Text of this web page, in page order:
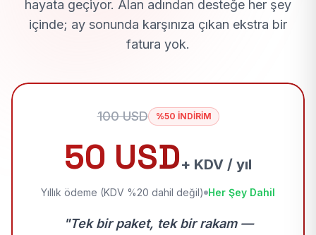
hayata geçiyor. Alan adından desteğe her şey
içinde; ay sonunda karşınıza çıkan ekstra bir
fatura yok.
100 USD %50 İNDİRİM
50 USD+ KDV / yıl
Yıllık ödeme (KDV %20 dahil değil) Her Şey Dahil
"Tek bir paket, tek bir rakam —